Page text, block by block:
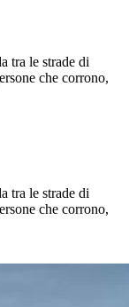
tra le strade di
che corrono,
tra le strade di
che corrono,